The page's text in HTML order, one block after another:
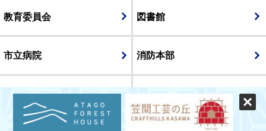
教育委員会 図書館
市立病院 消防本部
議会